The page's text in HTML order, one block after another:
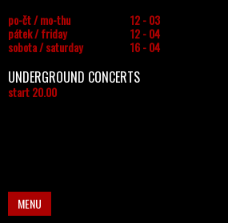
po-čt / mo-thu
12 - 03
pátek / friday
12 - 04
sobota / saturday
16 - 04
UNDERGROUND CONCERTS
start 20.00
MENU